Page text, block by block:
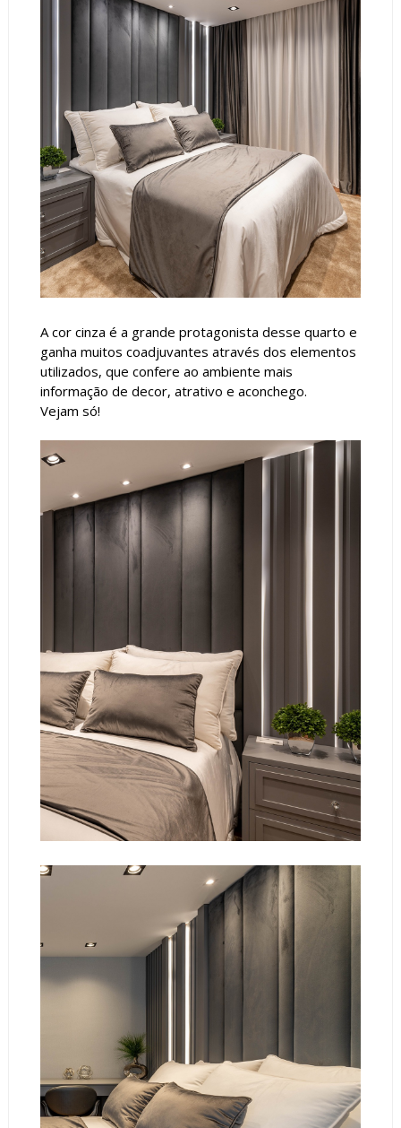
A cor cinza é a grande protagonista desse quarto e
ganha muitos coadjuvantes através dos elementos
utilizados, que confere ao ambiente mais
informação de decor, atrativo e aconchego.
Vejam só!